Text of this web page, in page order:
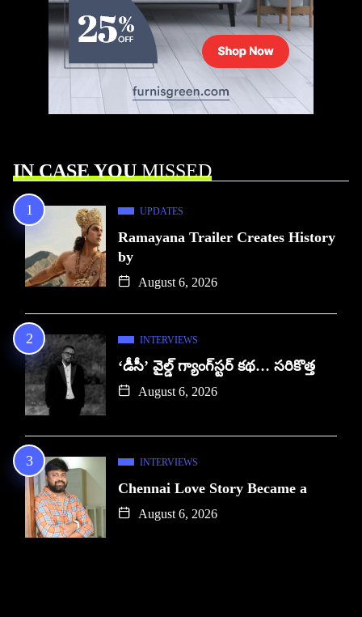
IN CASE YOUMISSED
UPDATES
Ramayana Trailer Creates History
by
August 6, 2026
INTERVIEWS
‘డీసీ’ వైల్డ్ గ్యాంగ్‌స్టర్ కథ… సరికొత్త
August 6, 2026
INTERVIEWS
Chennai Love Story Became a
August 6, 2026